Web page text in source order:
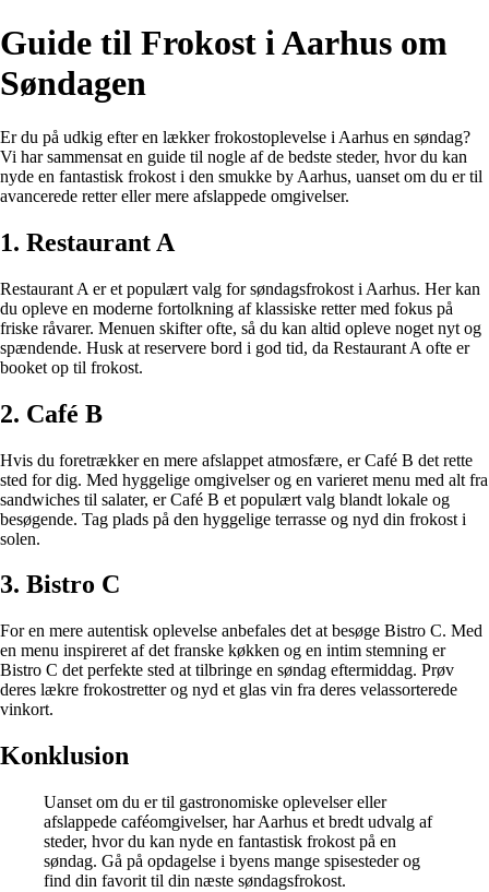
Guide til Frokost i Aarhus om
Søndagen
Er du på udkig efter en lækker frokostoplevelse i Aarhus en søndag?
Vi har sammensat en guide til nogle af de bedste steder, hvor du kan
nyde en fantastisk frokost i den smukke by Aarhus, uanset om du er til
avancerede retter eller mere afslappede omgivelser.
1. Restaurant A
Restaurant A er et populært valg for søndagsfrokost i Aarhus. Her kan
du opleve en moderne fortolkning af klassiske retter med fokus på
friske råvarer. Menuen skifter ofte, så du kan altid opleve noget nyt og
spændende. Husk at reservere bord i god tid, da Restaurant A ofte er
booket op til frokost.
2. Café B
Hvis du foretrækker en mere afslappet atmosfære, er Café B det rette
sted for dig. Med hyggelige omgivelser og en varieret menu med alt fra
sandwiches til salater, er Café B et populært valg blandt lokale og
besøgende. Tag plads på den hyggelige terrasse og nyd din frokost i
solen.
3. Bistro C
For en mere autentisk oplevelse anbefales det at besøge Bistro C. Med
en menu inspireret af det franske køkken og en intim stemning er
Bistro C det perfekte sted at tilbringe en søndag eftermiddag. Prøv
deres lækre frokostretter og nyd et glas vin fra deres velassorterede
vinkort.
Konklusion
Uanset om du er til gastronomiske oplevelser eller
afslappede caféomgivelser, har Aarhus et bredt udvalg af
steder, hvor du kan nyde en fantastisk frokost på en
søndag. Gå på opdagelse i byens mange spisesteder og
find din favorit til din næste søndagsfrokost.